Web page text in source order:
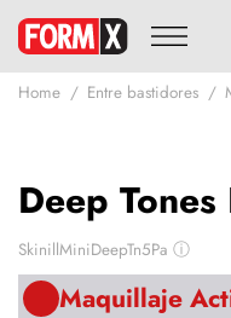
Home Entre bastidores
Deep
SkinillMiniDeepTn5Pa ⓘ
Maquillaje